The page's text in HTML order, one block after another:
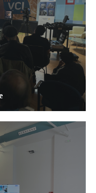
por primera...